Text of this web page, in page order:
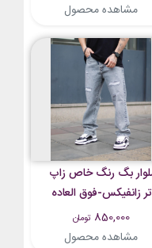
مشاهده محصول
بگ رنگ خاص زاپ
زانفیکس-فوق العاده
شیک و با کیفیت
850,000 تومان
مشاهده محصول